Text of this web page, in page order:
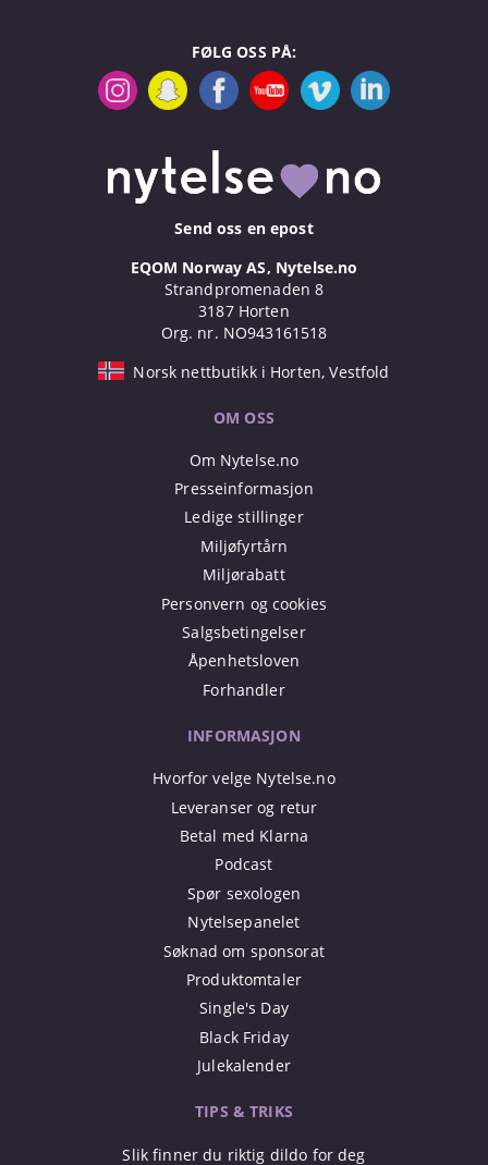
FØLG OSS PÅ:
Send oss en epost
EQOM Norway AS, Nytelse.no
Strandpromenaden 8
3187 Horten
Org. nr. NO943161518
Norsk nettbutikk i Horten, Vestfold
OM OSS
Om Nytelse.no
Presseinformasjon
Ledige stillinger
Miljøfyrtårn
Miljørabatt
Personvern og cookies
Salgsbetingelser
Åpenhetsloven
Forhandler
INFORMASJON
Hvorfor velge Nytelse.no
Leveranser og retur
Betal med Klarna
Podcast
Spør sexologen
Nytelsepanelet
Søknad om sponsorat
Produktomtaler
Single's Day
Black Friday
Julekalender
TIPS & TRIKS
Slik finner du riktig dildo for deg